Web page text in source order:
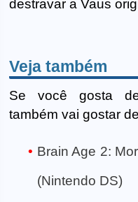
destravar a Vaus
Veja também
Se você gosta
também vai gostar
Brain Age 2:
(Nintendo DS)